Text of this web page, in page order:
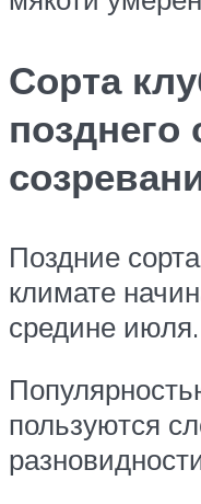
Сорта
позднего
Поздние
климате
средине июля.
пользуются